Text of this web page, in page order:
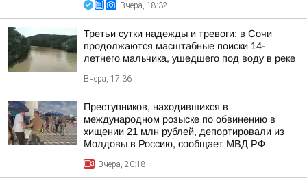
Вчера, 18:32
Третьи сутки надежды и тревоги: в Сочи
продолжаются масштабные поиски 14-
летнего мальчика, ушедшего под воду в реке
Вчера, 17:36
Преступников, находившихся в
международном розыске по обвинению в
хищении 21 млн рублей, депортировали из
Молдовы в Россию, сообщает МВД РФ
Вчера, 20:18